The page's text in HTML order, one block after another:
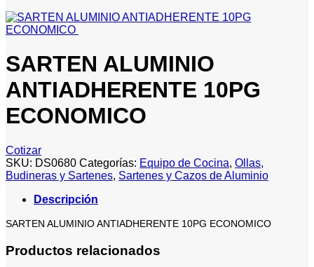
SARTEN ALUMINIO
ANTIADHERENTE 10PG
ECONOMICO
Cotizar
SKU: DS0680 Categorías: Equipo de Cocina, Ollas,
Budineras y Sartenes, Sartenes y Cazos de Aluminio
Descripción
SARTEN ALUMINIO ANTIADHERENTE 10PG ECONOMICO
Productos relacionados